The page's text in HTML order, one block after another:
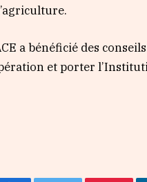
a bénéficié des
et porter